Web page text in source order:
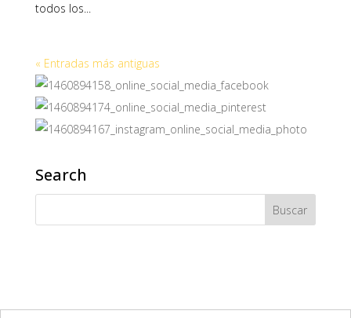
todos los...
« Entradas más antiguas
Search